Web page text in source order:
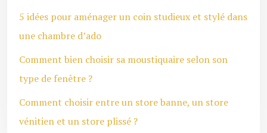
5 idées pour aménager un coin studieux et stylé dans
une chambre d’ado
Comment bien choisir sa moustiquaire selon son
type de fenêtre ?
Comment choisir entre un store banne, un store
vénitien et un store plissé ?